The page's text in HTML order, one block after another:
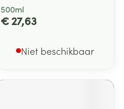
500ml
€ 27,63
Niet beschikbaar